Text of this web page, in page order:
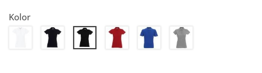
Kolor
22 26 30 32 34